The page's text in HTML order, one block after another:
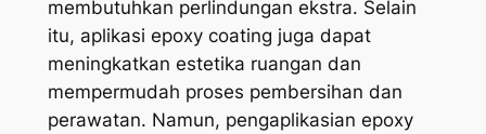
membutuhkan perlindungan ekstra. Selain
itu, aplikasi epoxy coating juga dapat
meningkatkan estetika ruangan dan
mempermudah proses pembersihan dan
perawatan. Namun, pengaplikasian epoxy